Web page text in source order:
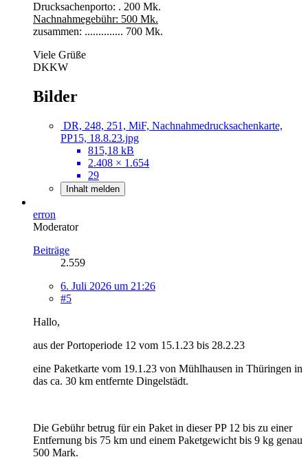
Drucksachenporto: . 200 Mk.
Nachnahmegebühr: 500 Mk.
zusammen: .............. 700 Mk.
Viele Grüße
DKKW
Bilder
DR, 248, 251, MiF, Nachnahmedrucksachenkarte,
PP15, 18.8.23.jpg
815,18 kB
2.408 × 1.654
29
Inhalt melden
erron
Moderator
Beiträge
2.559
6. Juli 2026 um 21:26
#5
Hallo,
aus der Portoperiode 12 vom 15.1.23 bis 28.2.23
eine Paketkarte vom 19.1.23 von Mühlhausen in Thüringen in
das ca. 30 km entfernte Dingelstädt.
Die Gebühr betrug für ein Paket in dieser PP 12 bis zu einer
Entfernung bis 75 km und einem Paketgewicht bis 9 kg genau
500 Mark.